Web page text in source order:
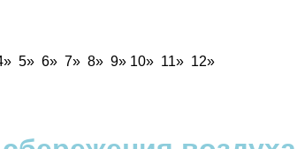
5» 6» 7» 8» 9» 10» 11» 12»